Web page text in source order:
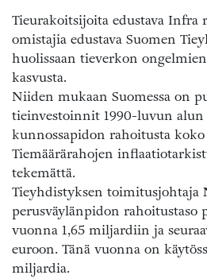
Tieurakoitsijoita edustava Infra
omistajia edustava Suomen
huolissaan tieverkon
kasvusta.
Niiden mukaan Suomessa on
tieinvestoinnit 1990-luvun
kunnossapidon rahoitusta
Tiemäärärahojen
tekemättä.
Tieyhdistyksen toimitusjohtaja
perusväylänpidon rahoitustaso
vuonna 1,65 miljardiin ja
euroon. Tänä vuonna on
miljardia.